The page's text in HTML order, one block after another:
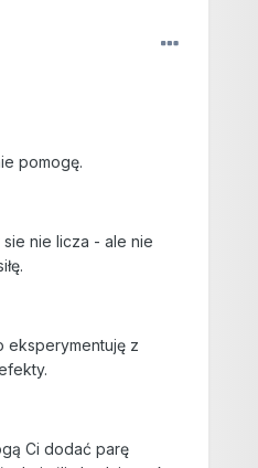
pomogę.
nie licza - ale nie
eksperymentuję z
Ci dodać parę